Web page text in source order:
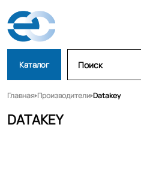
Каталог
Главная Производители Datakey
DATAKEY